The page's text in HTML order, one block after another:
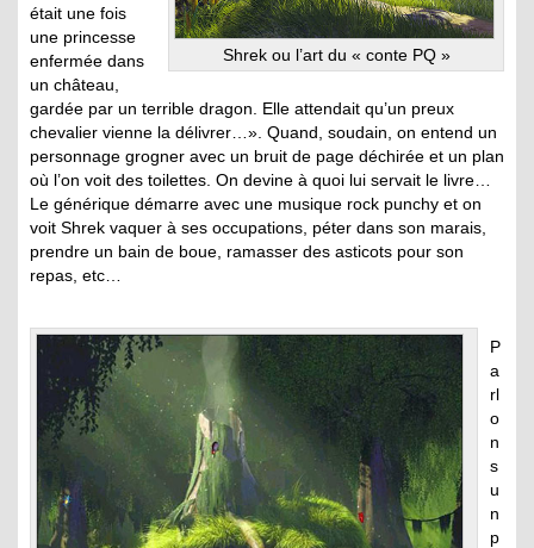
Shrek ou l’art du « conte PQ »
était une fois
une princesse
enfermée dans
un château,
gardée par un terrible dragon. Elle attendait qu’un preux
chevalier vienne la délivrer…». Quand, soudain, on entend un
personnage grogner avec un bruit de page déchirée et un plan
où l’on voit des toilettes. On devine à quoi lui servait le livre…
Le générique démarre avec une musique rock punchy et on
voit Shrek vaquer à ses occupations, péter dans son marais,
prendre un bain de boue, ramasser des asticots pour son
repas, etc…
P
a
rl
o
n
s
u
n
p